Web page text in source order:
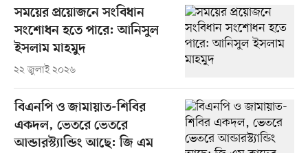
সময়ের প্রয়োজনে সংবিধান
সংশোধন হতে পারে: আনিসুল
ইসলাম মাহমুদ
২২ জুলাই ২০২৬
বিএনপি ও জামায়াত-শিবির
একদল, ভেতরে ভেতরে
আন্ডারস্ট্যান্ডিং আছে: জি এম